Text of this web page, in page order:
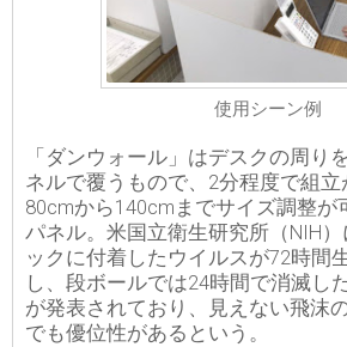
使用シーン例
「ダンウォール」はデスクの周り
ネルで覆うもので、2分程度で組
80cmから140cmまでサイズ調整が
パネル。米国立衛生研究所（NIH
ックに付着したウイルスが72時間
し、段ボールでは24時間で消滅し
が発表されており、見えない飛沫
でも優位性があるという。